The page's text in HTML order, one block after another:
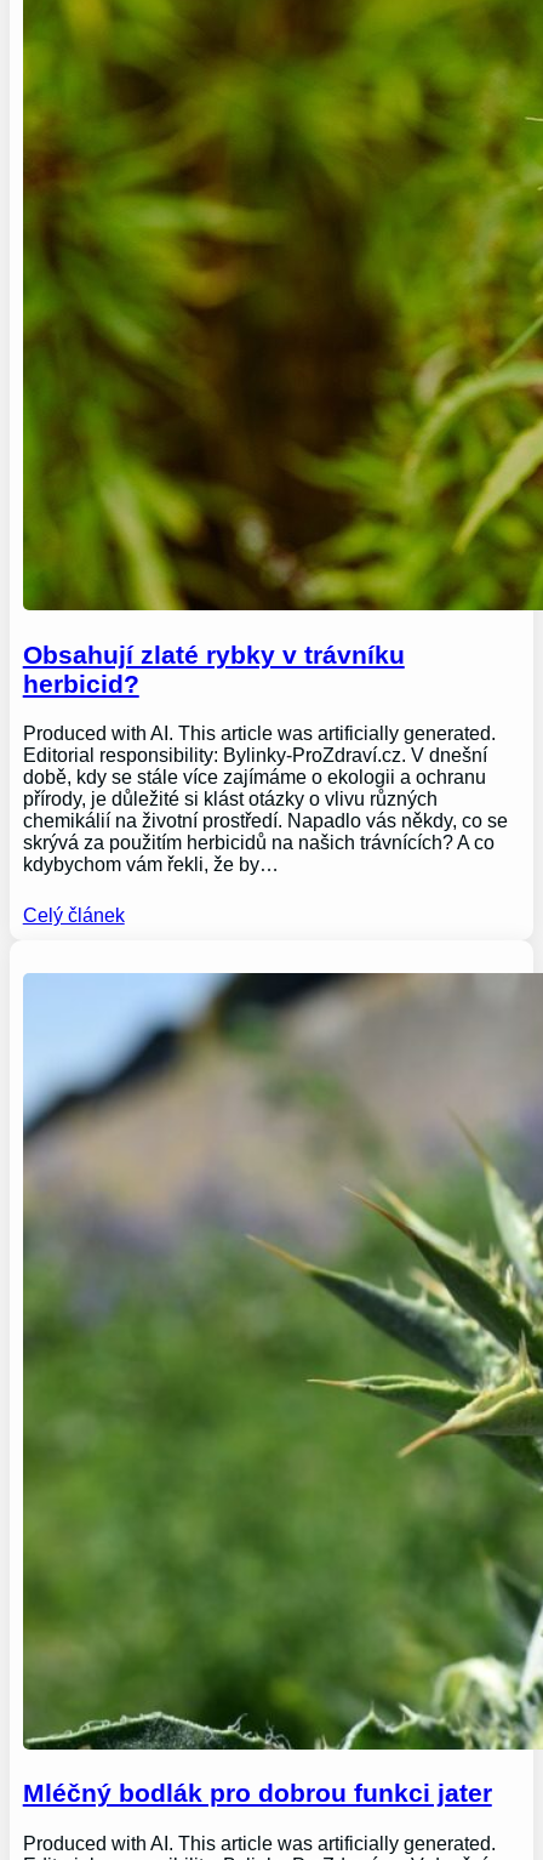
Obsahují zlaté rybky v trávníku
herbicid?
Produced with AI. This article was artificially generated.
Editorial responsibility: Bylinky-ProZdraví.cz. V dnešní
době, kdy se stále více zajímáme o ekologii a ochranu
přírody, je důležité si klást otázky o vlivu různých
chemikálií na životní prostředí. Napadlo vás někdy, co se
skrývá za použitím herbicidů na našich trávnících? A co
kdybychom vám řekli, že by…
Celý článek
Mléčný bodlák pro dobrou funkci jater
Produced with AI. This article was artificially generated.